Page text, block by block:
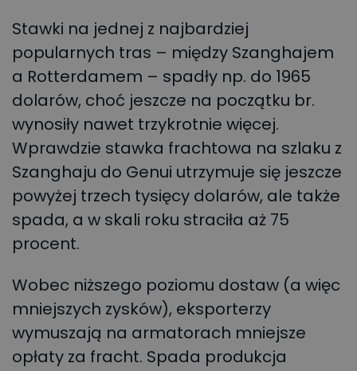
Stawki na jednej z najbardziej
popularnych tras – między Szanghajem
a Rotterdamem – spadły np. do 1965
dolarów, choć jeszcze na początku br.
wynosiły nawet trzykrotnie więcej.
Wprawdzie stawka frachtowa na szlaku z
Szanghaju do Genui utrzymuje się jeszcze
powyżej trzech tysięcy dolarów, ale także
spada, a w skali roku straciła aż 75
procent.
Wobec niższego poziomu dostaw (a więc
mniejszych zysków), eksporterzy
wymuszają na armatorach mniejsze
opłaty za fracht. Spada produkcja